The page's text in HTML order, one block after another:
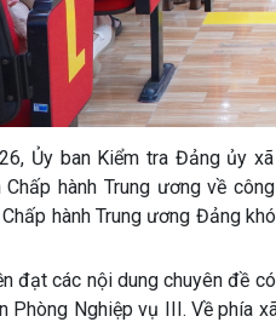
Ủy ban Kiểm tra Đảng ủy
hành Trung ương về
hành Trung ương Đảng
đạt các nội dung chuyên đề
Phòng Nghiệp vụ III. Về phía